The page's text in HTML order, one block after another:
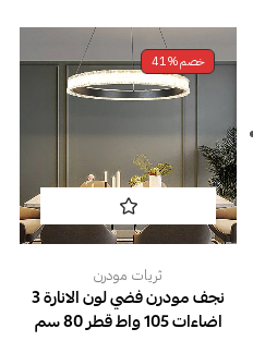
خصم41%
ثريات مودرن
نجف مودرن فضي لون الانارة 3
اضاءات 105 واط قطر 80 سم